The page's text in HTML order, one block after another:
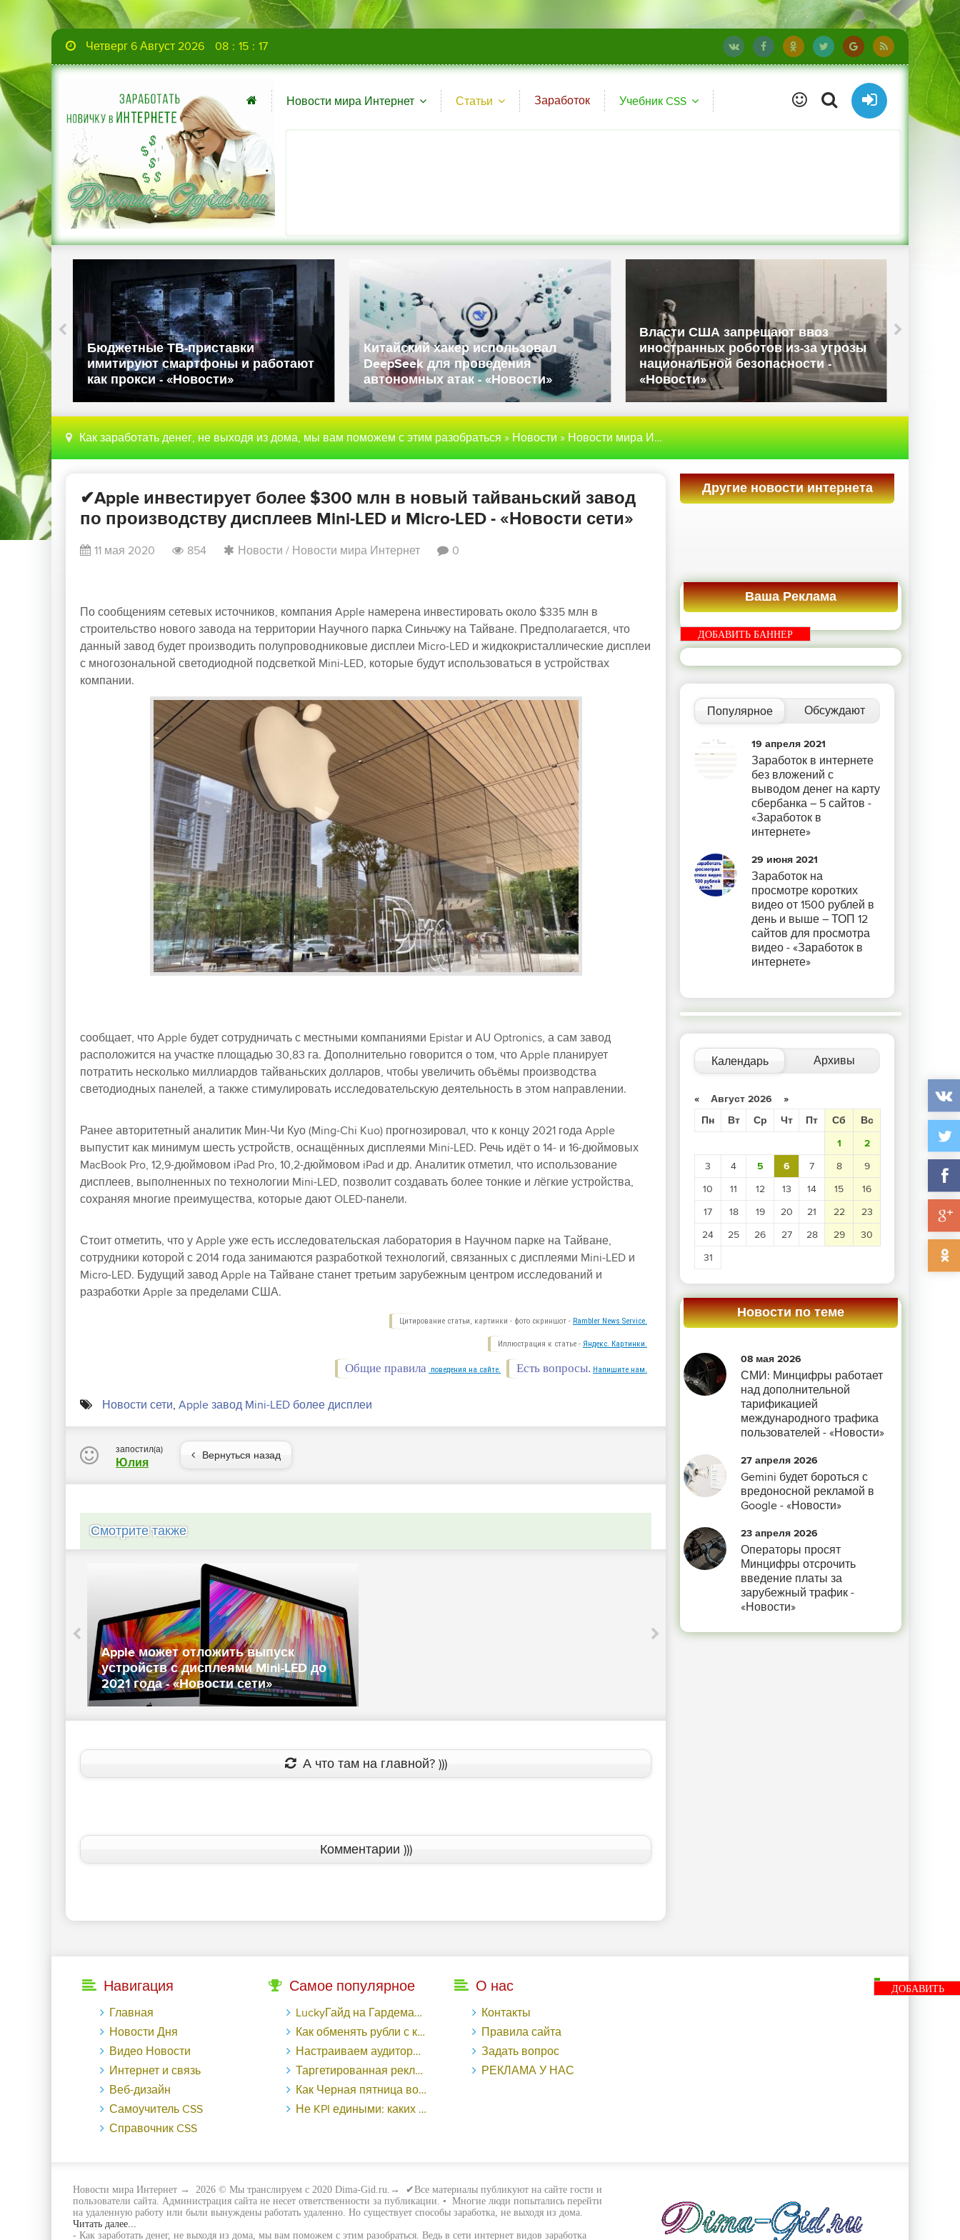
Четверг 6 Август 2026 08 : 15 : 18
Новости мира Интернет Статьи Заработок Учебник CSS
в
Бюджетные ТВ-приставки
имитируют смартфоны и работают
как прокси - «Новости»
Китайский хакер использовал
DeepSeek для проведения
автономных атак - «Новости»
Власти США запрещают ввоз
иностранных роботов из-за угрозы
национальной безопасности -
«Новости»
Как заработать денег, не выходя из дома, мы вам поможем с этим разобраться»Новости»Новости мира Интернет » Apple инвестирует более $300 млн в новый
✔Apple инвестирует более $300 млн в новый тайваньский завод
по производству дисплеев Mini-LED и Micro-LED - «Новости сети»
11 мая 2020 854 Новости / Новости мира Интернет 0
По сообщениям сетевых источников, компания Apple намерена инвестировать около $335 млн в
строительство нового завода на территории Научного парка Синьчжу на Тайване. Предполагается, что
данный завод будет производить полупроводниковые дисплеи Micro-LED и жидкокристаллические дисплеи
с многозональной светодиодной подсветкой Mini-LED, которые будут использоваться в устройствах
компании.
сообщает, что Apple будет сотрудничать с местными компаниями Epistar и AU Optronics, а сам завод
расположится на участке площадью 30,83 га. Дополнительно говорится о том, что Apple планирует
потратить несколько миллиардов тайваньских долларов, чтобы увеличить объёмы производства
светодиодных панелей, а также стимулировать исследовательскую деятельность в этом направлении.
Ранее авторитетный аналитик Мин-Чи Куо (Ming-Chi Kuo) прогнозировал, что к концу 2021 года Apple
выпустит как минимум шесть устройств, оснащённых дисплеями Mini-LED. Речь идёт о 14- и 16-дюймовых
MacBook Pro, 12,9-дюймовом iPad Pro, 10,2-дюймовом iPad и др. Аналитик отметил, что использование
дисплеев, выполненных по технологии Mini-LED, позволит создавать более тонкие и лёгкие устройства,
сохраняя многие преимущества, которые дают OLED-панели.
Стоит отметить, что у Apple уже есть исследовательская лаборатория в Научном парке на Тайване,
сотрудники которой с 2014 года занимаются разработкой технологий, связанных с дисплеями Mini-LED и
Micro-LED. Будущий завод Apple на Тайване станет третьим зарубежным центром исследований и
разработки Apple за пределами США.
Цитирование статьи, картинки - фото скриншот - Rambler News Service.
Иллюстрация к статье - Яндекс. Картинки.
Есть вопросы. Напишите нам.
Общие правила поведения на сайте.
Новости сети, Apple завод Mini-LED более дисплеи
запостил(а)
Юлия
Вернуться назад
Смотрите также
Apple может отложить выпуск
устройств с дисплеями Mini-LED до
2021 года - «Новости сети»
А что там на главной? )))
Комментарии )))
Другие новости интернета
Ваша Реклама
ДОБАВИТЬ БАННЕР
Популярное Обсуждают
19 апреля 2021
Заработок в интернете
без вложений с
выводом денег на карту
сбербанка – 5 сайтов -
«Заработок в
интернете»
29 июня 2021
Заработок на
просмотре коротких
видео от 1500 рублей в
день и выше – ТОП 12
сайтов для просмотра
видео - «Заработок в
интернете»
Календарь Архивы
« Август 2026 »
Пн
Вт Ср Чт Пт Сб
Вс
1
2
3
4 5 6 7 8
9
10
11 12 13 14 15
16
17
18 19 20 21 22
23
24
25 26 27 28 29
30
31
Новости по теме
08 мая 2026
СМИ: Минцифры работает
над дополнительной
тарификацией
международного трафика
пользователей - «Новости»
27 апреля 2026
Gemini будет бороться с
вредоносной рекламой в
Google - «Новости»
23 апреля 2026
Операторы просят
Минцифры отсрочить
введение платы за
зарубежный трафик -
«Новости»
Навигация
Главная
Новости Дня
Видео Новости
Интернет и связь
Веб-дизайн
Самоучитель CSS
Справочник CSS
Самое популярное
LuckyГайд на Гардемакс с LuckyAds: 317 279 рублей за 10 дней - «Надо знать»
Как обменять рубли с карты Тинькофф на Tether ERC20 (USDT)?
Настраиваем аудиторный таргетинг в поисковой кампании Google Ads - «Заработок»
Таргетированная реклама в «Одноклассниках»: как ее настроить и нужно ли - «Заработок»
Как Черная пятница во «ВКонтакте» принесла магазину подарков 221 продажу по цене 38 рублей - «Заработок»
Не KPI едиными: каких маркетологов ценят - «Заработок»
О нас
Контакты
Правила сайта
Задать вопрос
РЕКЛАМА У НАС
ДОБАВИТЬ
Новости мира Интернет → 2026 © Мы транслируем с 2020 Dima-Gid.ru.→ ✔Все материалы публикуют на сайте гости и
пользователи сайта. Администрация сайта не несет ответственности за публикации. • Многие люди попытались перейти
на удаленную работу или были вынуждены работать удаленно. Но существует способы заработка, не выходя из дома.
Читать далее...
- Как заработать денег, не выходя из дома, мы вам поможем с этим разобраться. Ведь в сети интернет видов заработка